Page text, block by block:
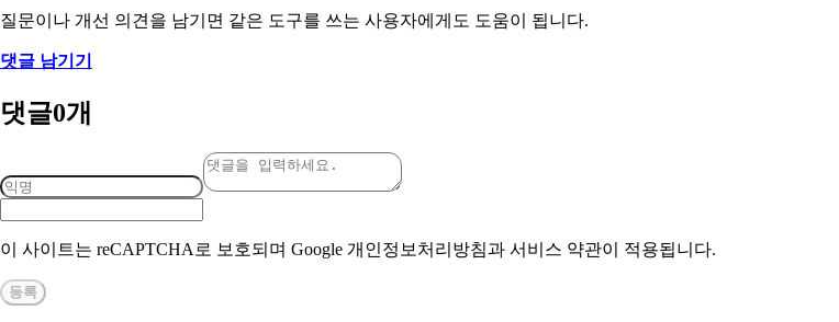
질문이나 개선 의견을 남기면 같은 도구를 쓰는 사용자에게도 도움이 됩니다.
댓글 남기기
댓글0개
이 사이트는 reCAPTCHA로 보호되며 Google 개인정보처리방침과 서비스 약관이 적용됩니다.
등록